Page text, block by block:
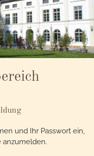
und Ihr Passwort ein,
anzumelden.